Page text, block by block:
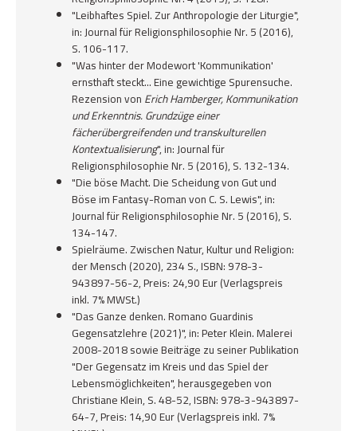
"Leibhaftes Spiel. Zur Anthropologie der Liturgie",
in:Journal für Religionsphilosophie Nr. 5 (2016),
S. 106-117.
"Was hinter der Modewort 'Kommunikation'
ernsthaft steckt... Eine gewichtige Spurensuche.
Rezension vonErich Hamberger, Kommunikation
und Erkenntnis. Grundzüge einer
fächerübergreifenden und transkulturellen
Kontextualisierung", in:Journal für
Religionsphilosophie Nr. 5 (2016), S. 132-134.
"Die böse Macht. Die Scheidung von Gut und
Böse im Fantasy-Roman von C. S. Lewis", in:
Journal für Religionsphilosophie Nr. 5 (2016), S.
134-147.
Spielräume. Zwischen Natur, Kultur und Religion:
der Mensch(2020), 234 S., ISBN: 978-3-
943897-56-2, Preis: 24,90 Eur (Verlagspreis
inkl. 7% MWSt.)
"Das Ganze denken. Romano Guardinis
Gegensatzlehre (2021)", in:Peter Klein. Malerei
2008-2018 sowie Beiträge zu seiner Publikation
"Der Gegensatz im Kreis und das Spiel der
Lebensmöglichkeiten", herausgegeben von
Christiane Klein,S. 48-52, ISBN: 978-3-943897-
64-7, Preis: 14,90 Eur (Verlagspreis inkl. 7%